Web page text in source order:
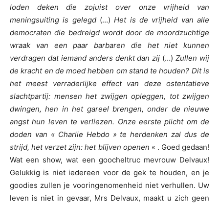
loden deken die zojuist over onze vrijheid van
meningsuiting is gelegd(…)Het is de vrijheid van alle
democraten die bedreigd wordt door de moordzuchtige
wraak van een paar barbaren die het niet kunnen
verdragen dat iemand anders denkt dan zij (…)Zullen wij
de kracht en de moed hebben om stand te houden? Dit is
het meest verraderlijke effect van deze ostentatieve
slachtpartij: mensen het zwijgen opleggen, tot zwijgen
dwingen, hen in het gareel brengen, onder de nieuwe
angst hun leven te verliezen. Onze eerste plicht om de
doden van « Charlie Hebdo » te herdenken zal dus de
strijd, het verzet zijn: het blijven openen « . Goed gedaan!
Wat een show, wat een goocheltruc mevrouw Delvaux!
Gelukkig is niet iedereen voor de gek te houden, en je
goodies zullen je vooringenomenheid niet verhullen. Uw
leven is niet in gevaar, Mrs Delvaux, maakt u zich geen